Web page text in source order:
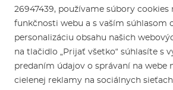
Servis a opravy
26947439, používame súbory cookies
funkčnosti webu a s vaším súhlasom
personalizáciu obsahu našich
na tlačidlo „Prijať všetko“ súhlasíte s
predaním údajov o správaní na webe
cielenej reklamy na sociálnych